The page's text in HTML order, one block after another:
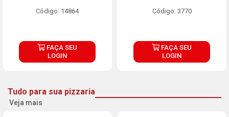
Código: 14864
FAÇA SEU
LOGIN
Código: 3770
FAÇA SEU
LOGIN
Tudo para sua pizzaria
Veja mais